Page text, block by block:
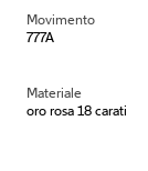
Movimento
777A
Materiale
oro rosa 18 carati